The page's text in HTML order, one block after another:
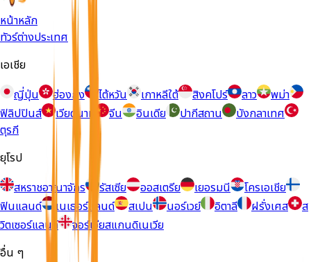
หน้าหลัก
ทัวร์ต่างประเทศ
เอเชีย
ญี่ปุ่น
ฮ่องกง ไต้หวัน เกาหลีใต้ สิงคโปร์ ลาว
พม่า
ฟิลิปปินส์
เวียดนาม จีน อินเดีย ปากีสถาน
บังกลาเทศ
ตุรกี
ยุโรป
สหราชอาณาจักร
รัสเซีย ออสเตรีย เยอรมนี
โครเอเชีย
ฟินแลนด์
เนเธอร์แลนด์ สเปน นอร์เวย์ อิตาลี ฝรั่งเศส
ส
วิตเซอร์แลนด์
จอร์เจียสแกนดิเนเวีย
อื่น ๆ